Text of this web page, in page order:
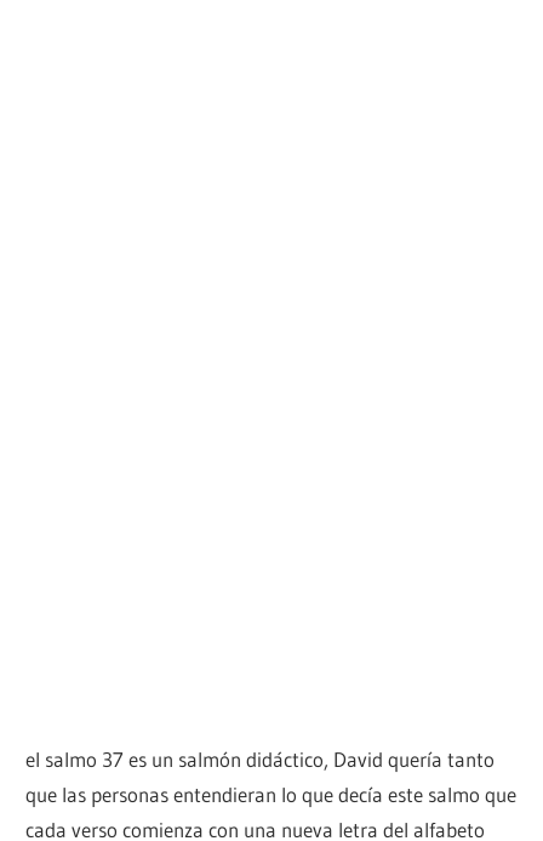
el salmo 37 es un salmón didáctico, David quería tanto
que las personas entendieran lo que decía este salmo que
cada verso comienza con una nueva letra del alfabeto